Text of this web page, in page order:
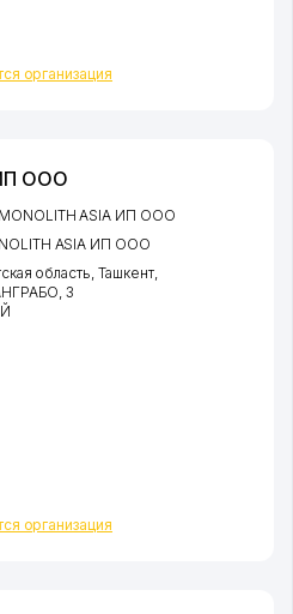
организация
ООО
организация
MONOLITH ASIA ИП ООО
ASIA ИП ООО
область ,Ташкент,
, 3